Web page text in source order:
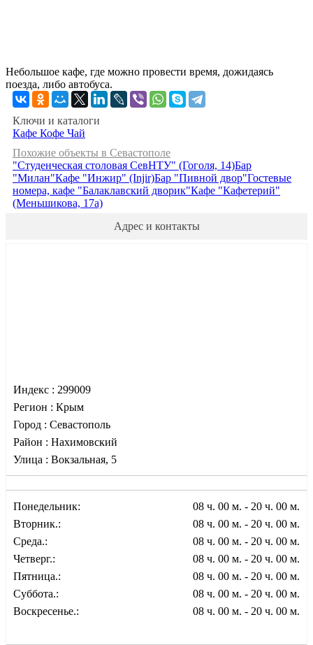
Небольшое кафе, где можно провести время, дожидаясь
поезда, либо автобуса.
Ключи и каталоги
Кафе Кофе Чай
Похожие объекты в Севастополе
"Студенческая столовая СевНТУ" (Гоголя, 14)Бар
"Милан"Кафе "Инжир" (Injir)Бар "Пивной двор"Гостевые
номера, кафе "Балаклавский дворик"Кафе "Кафетерий"
(Меньшикова, 17а)
Адрес и контакты
Индекс : 299009
Регион : Крым
Город : Севастополь
Район : Нахимовский
Улица : Вокзальная, 5
Понедельник:
08 ч. 00 м. - 20 ч. 00 м.
Вторник.:
08 ч. 00 м. - 20 ч. 00 м.
Среда.:
08 ч. 00 м. - 20 ч. 00 м.
Четверг.:
08 ч. 00 м. - 20 ч. 00 м.
Пятница.:
08 ч. 00 м. - 20 ч. 00 м.
Суббота.:
08 ч. 00 м. - 20 ч. 00 м.
Воскресенье.:
08 ч. 00 м. - 20 ч. 00 м.